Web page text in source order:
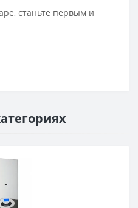
станьте первым и